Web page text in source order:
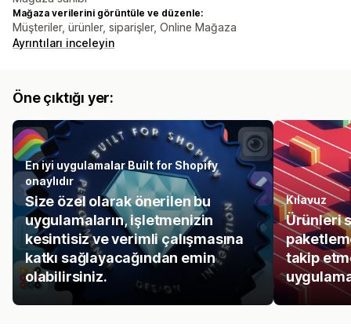
Mağaza verilerini görüntüle ve düzenle:
Müşteriler, ürünler, siparişler, Online Mağaza
Ayrıntıları inceleyin
Öne çıktığı yer:
En iyi uygulamalar Built for Shopify
onaylıdır
Size özel olarak önerilen bu
uygulamaların, işletmenizin
kesintisiz ve verimli çalışmasına
katkı sağlayacağından emin
olabilirsiniz.
Kılavuz
Ürünleri
takip